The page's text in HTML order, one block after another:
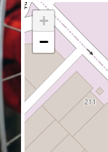
+
−